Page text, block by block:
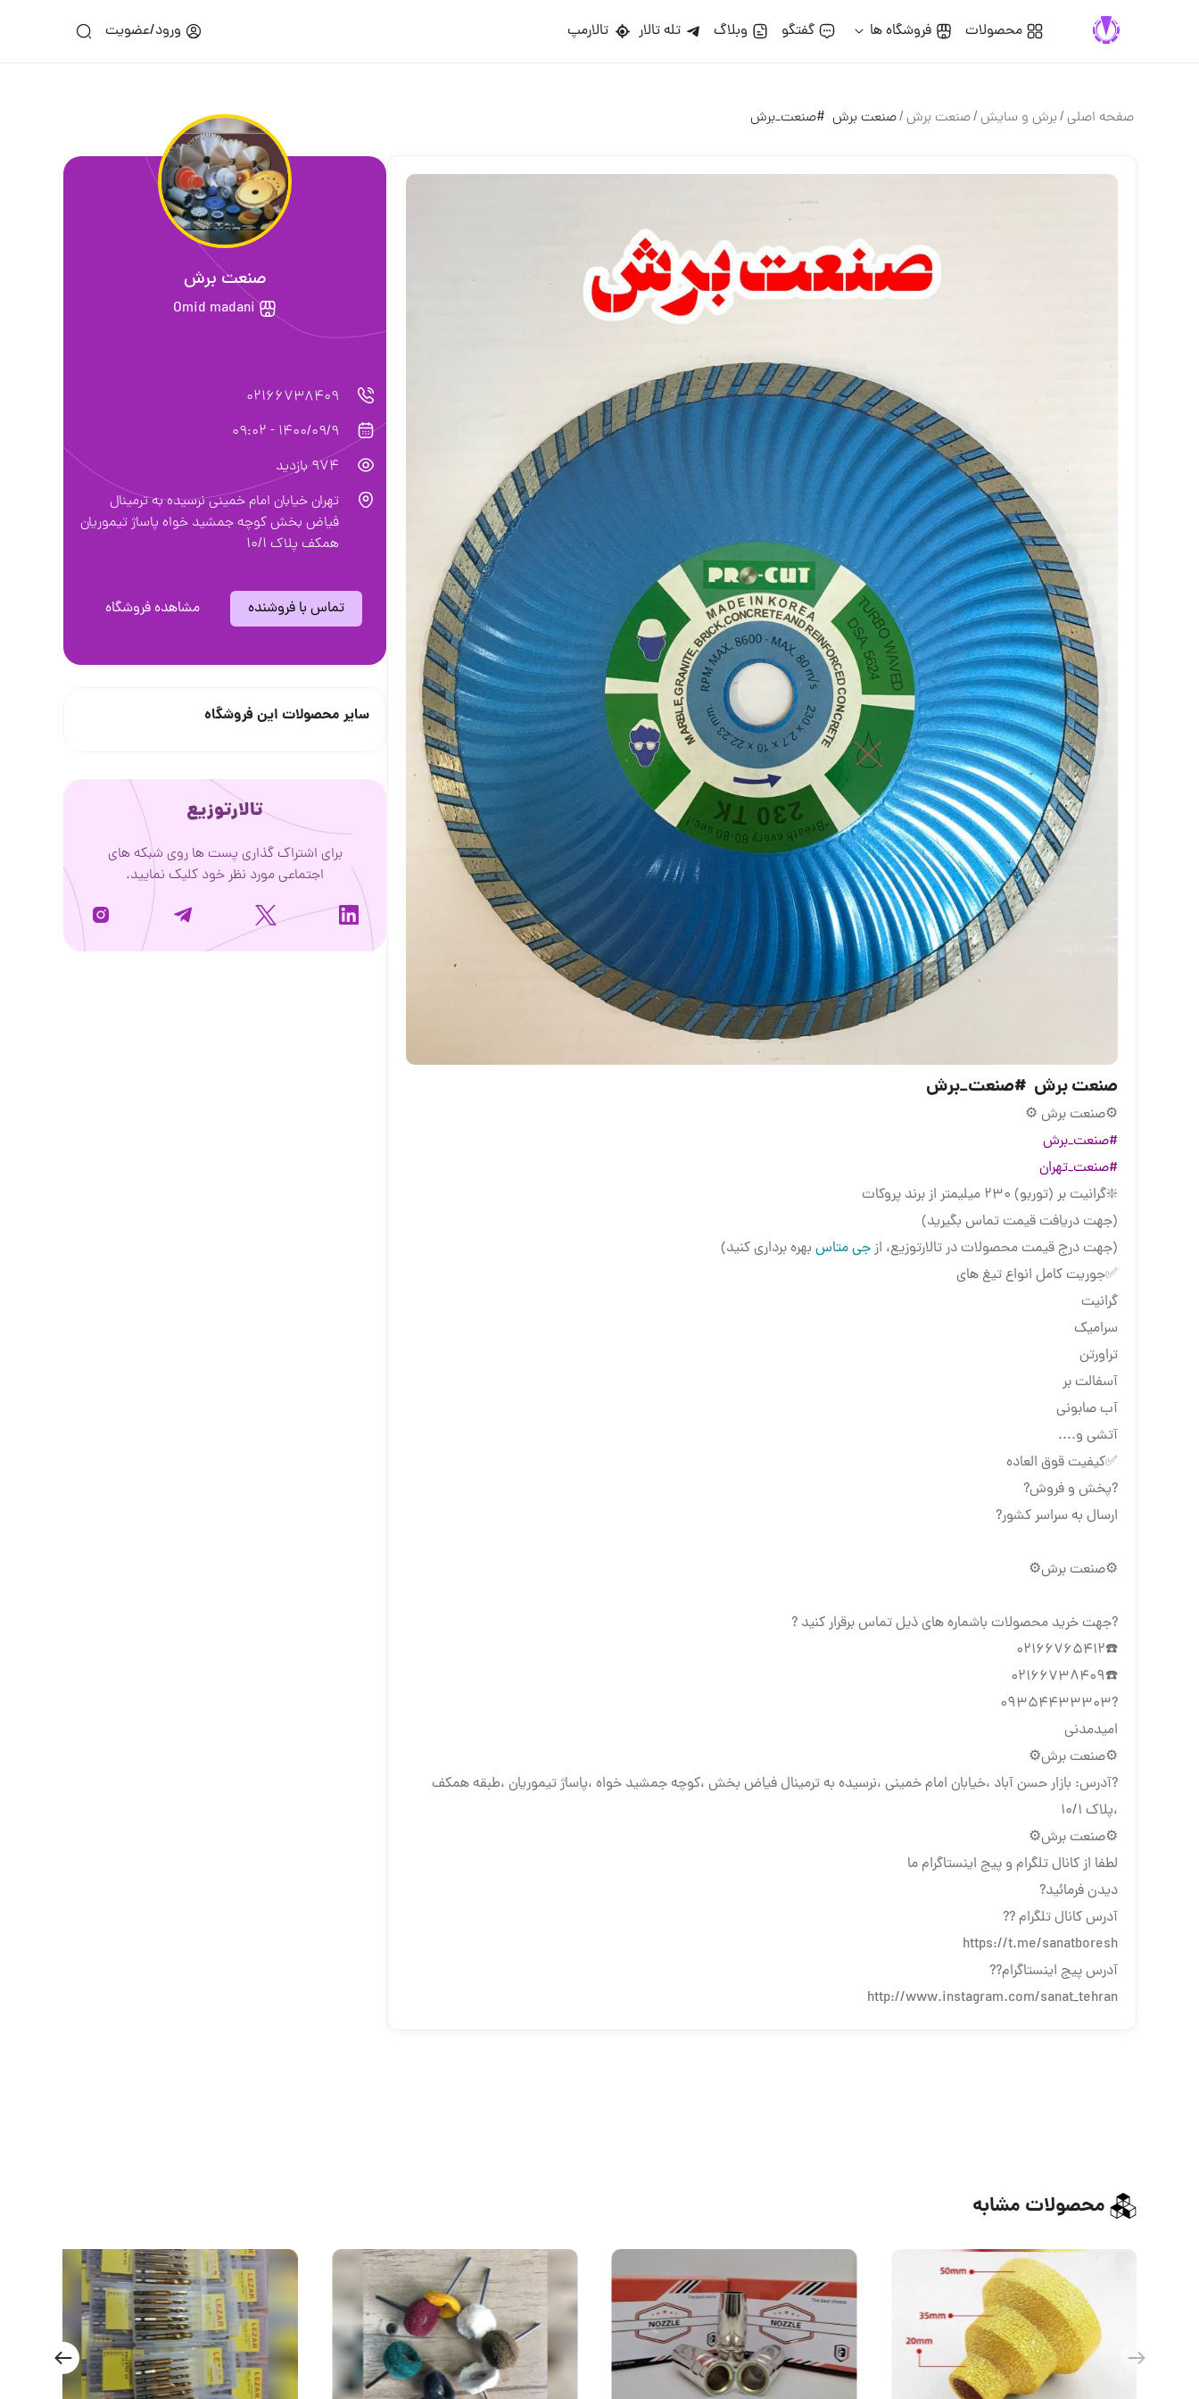
محصولات فروشگاه ها گفتگو وبلاگ تله تالار تالارمپ ورود/عضویت
صفحه اصلی/برش و سايش/صنعت برش/صنعت برش ‌ #صنعت_برش
صنعت برش ‌ #صنعت_برش
⚙️صنعت برش ‌⚙️
#صنعت_برش
#صنعت_تهران
❇️گرانیت بر (توربو) ۲۳۰ میلیمتر از برند پروکات
(جهت دریافت قیمت تماس بگیرید)
(جهت درج قیمت محصولات در تالارتوزیع، ازجی متاس بهره برداری کنید)
✅جوریت کامل انواع تیغ های
گرانیت
سرامیک
تراورتن
آسفالت بر
آب صابونی
آتشی و....
✅کیفیت قوق العاده
?پخش و فروش?
ارسال به سراسر کشور?
⚙️صنعت برش⚙️
?جهت خرید محصولات باشماره های ذیل تماس برقرار کنید ?
☎️02166765412
☎️02166738409
?09354433303
امیدمدنی
⚙️صنعت برش⚙️
?آدرس: بازار حسن آباد ،خیابان امام خمینی ،نرسیده به ترمینال فیاض بخش ،کوچه جمشید خواه ،پاساژ تیموریان ،طبقه همکف
،پلاک ۱۰/۱
⚙️صنعت برش⚙️
لطفا از کانال تلگرام و پیج اینستاگرام ما
دیدن فرمائید?
آدرس کانال تلگرام ??
https://t.me/sanatboresh
آدرس پیج اینستاگرام??
http://www.instagram.com/sanat_tehran
صنعت برش
Omid madani
02166738409
1400/09/9 - 09:02
974 بازدید
تهران خیابان امام خمینی نرسیده به ترمینال
فیاض بخش کوچه جمشید خواه پاساژ تیموریان
همکف پلاک 10/1
تماس با فروشنده مشاهده فروشگاه
سایر محصولات این فروشگاه
تالارتوزیع
برای اشتراک گذاری پست ها روی شبکه های
اجتماعی مورد نظر خود کلیک نمایید.
محصولات مشابه